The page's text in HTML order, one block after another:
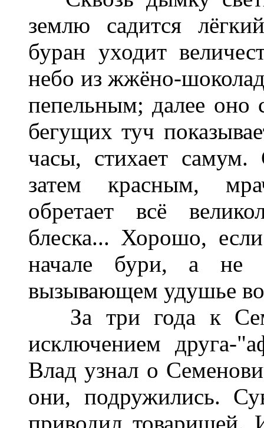
землю садится
буран уходит
небо из жжёно-
пепельным; далее оно
бегущих туч
часы, стихает самум.
затем красным,
обретает всё
блеска... Хорошо,
начале бури, а не
вызывающем удушье
За три года к
исключением друга-
Влад узнал о
они, подружились.